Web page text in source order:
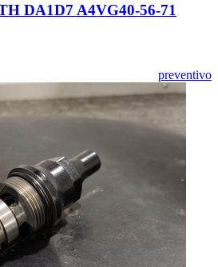
DA1D7 A4VG40-56-71
preventivo